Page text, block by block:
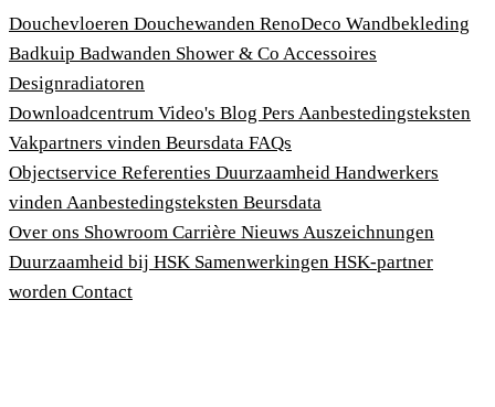
Douchevloeren Douchewanden RenoDeco Wandbekleding
Badkuip Badwanden Shower & Co Accessoires
Designradiatoren
Downloadcentrum Video's Blog Pers Aanbestedingsteksten
Vakpartners vinden Beursdata FAQs
Objectservice Referenties Duurzaamheid Handwerkers
vinden Aanbestedingsteksten Beursdata
Over ons Showroom Carrière Nieuws Auszeichnungen
Duurzaamheid bij HSK Samenwerkingen HSK-partner
worden Contact